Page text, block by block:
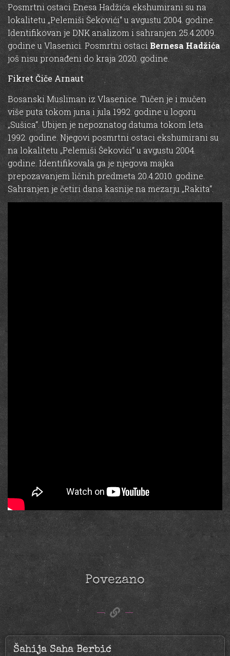
Posmrtni ostaci Enesa Hadžića ekshumirani su na
lokalitetu „Pelemiši Šekovići“ u avgustu 2004. godine.
Identifikovan je DNK analizom i sahranjen 25.4.2009.
godine u Vlasenici. Posmrtni ostaciBernesa Hadžića
još nisu pronađeni do kraja 2020. godine.
Fikret Čiče Arnaut
Bosanski Musliman iz Vlasenice. Tučen je i mučen
više puta tokom juna i jula 1992. godine u logoru
„Sušica“. Ubijen je nepoznatog datuma tokom leta
1992. godine. Njegovi posmrtni ostaci ekshumirani su
na lokalitetu „Pelemiši Šekovići“ u avgustu 2004.
godine. Identifikovala ga je njegova majka
prepozavanjem ličnih predmeta 20.4.2010. godine.
Sahranjen je četiri dana kasnije na mezarju „Rakita“.
Povezano
Šahija Saha Berbić